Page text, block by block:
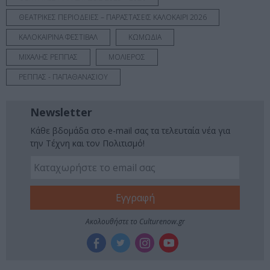
ΘΕΑΤΡΙΚΕΣ ΠΕΡΙΟΔΕΙΕΣ – ΠΑΡΑΣΤΑΣΕΙΣ ΚΑΛΟΚΑΙΡΙ 2026
ΚΑΛΟΚΑΙΡΙΝΑ ΦΕΣΤΙΒΑΛ
ΚΩΜΩΔΙΑ
ΜΙΧΑΛΗΣ ΡΕΠΠΑΣ
ΜΟΛΙΕΡΟΣ
ΡΕΠΠΑΣ - ΠΑΠΑΘΑΝΑΣΙΟΥ
Newsletter
Κάθε βδομάδα στο e-mail σας τα τελευταία νέα για
την Τέχνη και τον Πολιτισμό!
Ακολουθήστε το Culturenow.gr